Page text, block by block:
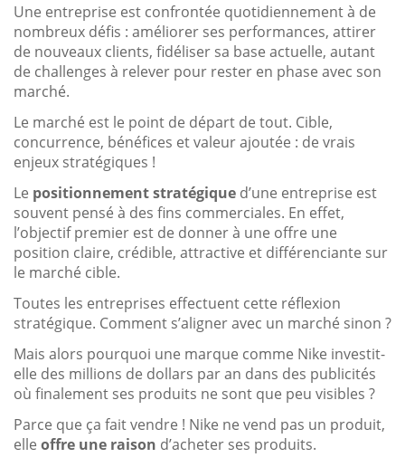
Une entreprise est confrontée quotidiennement à de
nombreux défis : améliorer ses performances, attirer
de nouveaux clients, fidéliser sa base actuelle, autant
de challenges à relever pour rester en phase avec son
marché.
Le marché est le point de départ de tout. Cible,
concurrence, bénéfices et valeur ajoutée : de vrais
enjeux stratégiques !
Le positionnement stratégique d’une entreprise est
souvent pensé à des fins commerciales. En effet,
l’objectif premier est de donner à une offre une
position claire, crédible, attractive et différenciante sur
le marché cible.
Toutes les entreprises effectuent cette réflexion
stratégique. Comment s’aligner avec un marché sinon ?
Mais alors pourquoi une marque comme Nike investit-
elle des millions de dollars par an dans des publicités
où finalement ses produits ne sont que peu visibles ?
Parce que ça fait vendre ! Nike ne vend pas un produit,
elle offre une raison d’acheter ses produits.